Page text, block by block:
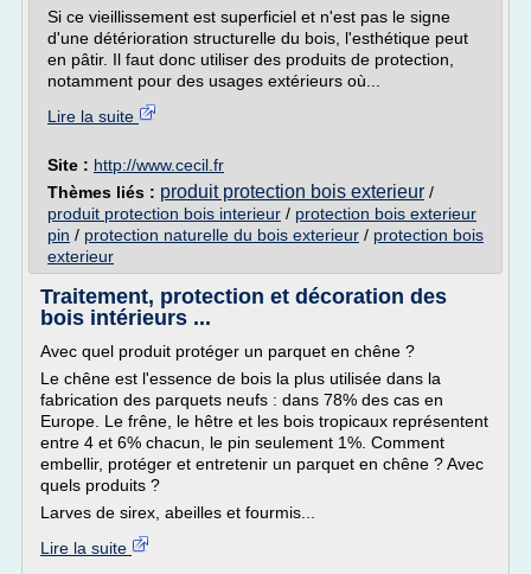
Si ce vieillissement est superficiel et n'est pas le signe
d'une détérioration structurelle du bois, l'esthétique peut
en pâtir. Il faut donc utiliser des produits de protection,
notamment pour des usages extérieurs où...
Lire la suite
Site : http://www.cecil.fr
Thèmes liés : produit protection bois exterieur /
produit protection bois interieur / protection bois exterieur
pin / protection naturelle du bois exterieur / protection bois
exterieur
Traitement, protection et décoration des
bois intérieurs ...
Avec quel produit protéger un parquet en chêne ?
Le chêne est l'essence de bois la plus utilisée dans la
fabrication des parquets neufs : dans 78% des cas en
Europe. Le frêne, le hêtre et les bois tropicaux représentent
entre 4 et 6% chacun, le pin seulement 1%. Comment
embellir, protéger et entretenir un parquet en chêne ? Avec
quels produits ?
Larves de sirex, abeilles et fourmis...
Lire la suite